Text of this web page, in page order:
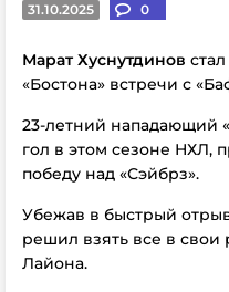
31.10.2025 0
Марат Хуснутдинов
«Бостона» встречи с
23-летний нападающий
гол в этом сезоне НХЛ,
победу над «Сэйбрз».
Убежав в быстрый
решил взять все в свои
Лайона.